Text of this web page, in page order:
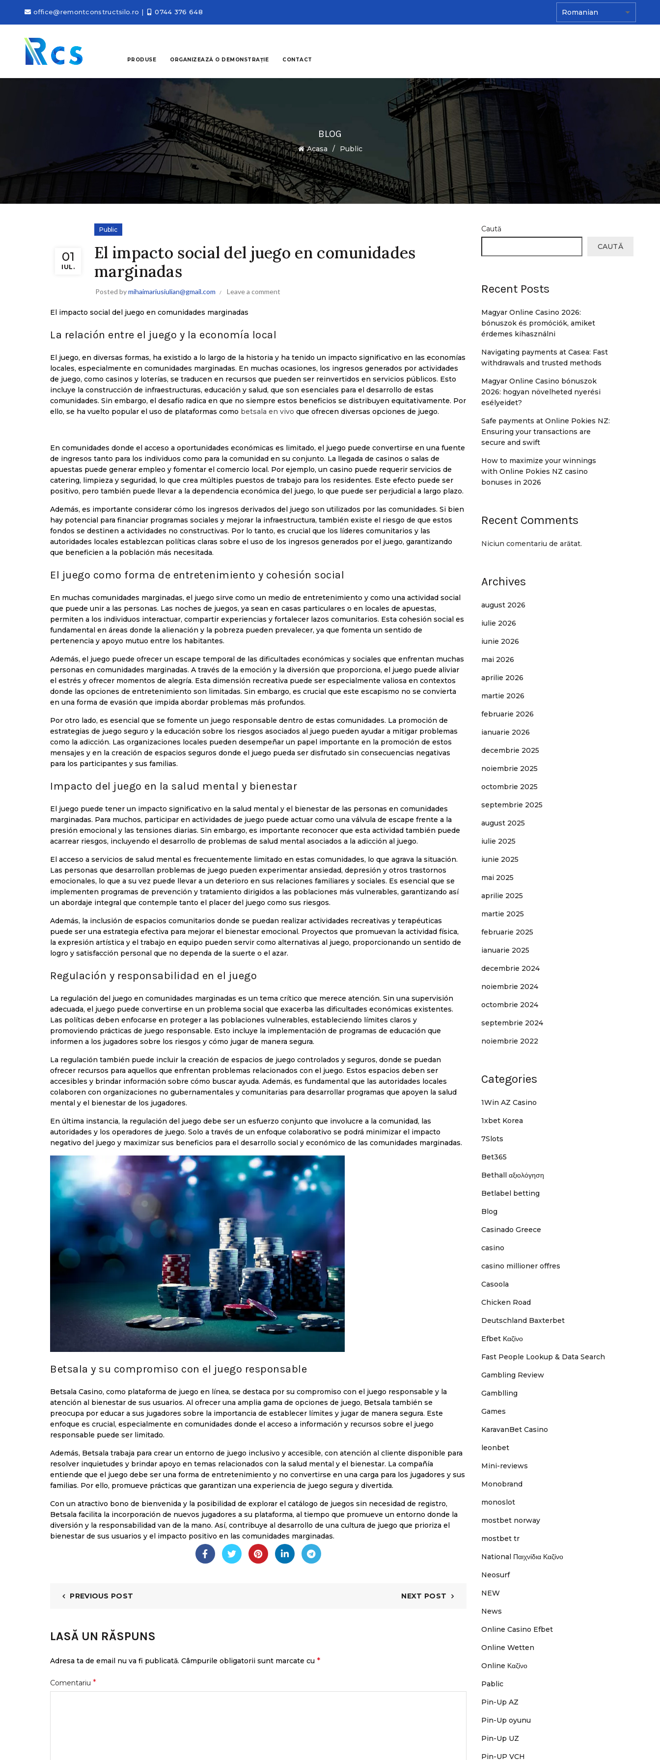
office@remontconstructsilo.ro | 0744 376 648
PRODUSE ORGANIZEAZĂ O DEMONSTRAȚIE CONTACT
BLOG
Acasa Public
01
IUL.
Public
El impacto social del juego en comunidades
marginadas
Posted bymihaimariusiulian@gmail.com Leave a comment
El impacto social del juego en comunidades marginadas
La relación entre el juego y la economía local
El juego, en diversas formas, ha existido a lo largo de la historia y ha tenido un impacto significativo en las economías
locales, especialmente en comunidades marginadas. En muchas ocasiones, los ingresos generados por actividades
de juego, como casinos y loterías, se traducen en recursos que pueden ser reinvertidos en servicios públicos. Esto
incluye la construcción de infraestructuras, educación y salud, que son esenciales para el desarrollo de estas
comunidades. Sin embargo, el desafío radica en que no siempre estos beneficios se distribuyen equitativamente. Por
ello, se ha vuelto popular el uso de plataformas como betsala en vivo que ofrecen diversas opciones de juego.
En comunidades donde el acceso a oportunidades económicas es limitado, el juego puede convertirse en una fuente
de ingresos tanto para los individuos como para la comunidad en su conjunto. La llegada de casinos o salas de
apuestas puede generar empleo y fomentar el comercio local. Por ejemplo, un casino puede requerir servicios de
catering, limpieza y seguridad, lo que crea múltiples puestos de trabajo para los residentes. Este efecto puede ser
positivo, pero también puede llevar a la dependencia económica del juego, lo que puede ser perjudicial a largo plazo.
Además, es importante considerar cómo los ingresos derivados del juego son utilizados por las comunidades. Si bien
hay potencial para financiar programas sociales y mejorar la infraestructura, también existe el riesgo de que estos
fondos se destinen a actividades no constructivas. Por lo tanto, es crucial que los líderes comunitarios y las
autoridades locales establezcan políticas claras sobre el uso de los ingresos generados por el juego, garantizando
que beneficien a la población más necesitada.
El juego como forma de entretenimiento y cohesión social
En muchas comunidades marginadas, el juego sirve como un medio de entretenimiento y como una actividad social
que puede unir a las personas. Las noches de juegos, ya sean en casas particulares o en locales de apuestas,
permiten a los individuos interactuar, compartir experiencias y fortalecer lazos comunitarios. Esta cohesión social es
fundamental en áreas donde la alienación y la pobreza pueden prevalecer, ya que fomenta un sentido de
pertenencia y apoyo mutuo entre los habitantes.
Además, el juego puede ofrecer un escape temporal de las dificultades económicas y sociales que enfrentan muchas
personas en comunidades marginadas. A través de la emoción y la diversión que proporciona, el juego puede aliviar
el estrés y ofrecer momentos de alegría. Esta dimensión recreativa puede ser especialmente valiosa en contextos
donde las opciones de entretenimiento son limitadas. Sin embargo, es crucial que este escapismo no se convierta
en una forma de evasión que impida abordar problemas más profundos.
Por otro lado, es esencial que se fomente un juego responsable dentro de estas comunidades. La promoción de
estrategias de juego seguro y la educación sobre los riesgos asociados al juego pueden ayudar a mitigar problemas
como la adicción. Las organizaciones locales pueden desempeñar un papel importante en la promoción de estos
mensajes y en la creación de espacios seguros donde el juego pueda ser disfrutado sin consecuencias negativas
para los participantes y sus familias.
Impacto del juego en la salud mental y bienestar
El juego puede tener un impacto significativo en la salud mental y el bienestar de las personas en comunidades
marginadas. Para muchos, participar en actividades de juego puede actuar como una válvula de escape frente a la
presión emocional y las tensiones diarias. Sin embargo, es importante reconocer que esta actividad también puede
acarrear riesgos, incluyendo el desarrollo de problemas de salud mental asociados a la adicción al juego.
El acceso a servicios de salud mental es frecuentemente limitado en estas comunidades, lo que agrava la situación.
Las personas que desarrollan problemas de juego pueden experimentar ansiedad, depresión y otros trastornos
emocionales, lo que a su vez puede llevar a un deterioro en sus relaciones familiares y sociales. Es esencial que se
implementen programas de prevención y tratamiento dirigidos a las poblaciones más vulnerables, garantizando así
un abordaje integral que contemple tanto el placer del juego como sus riesgos.
Además, la inclusión de espacios comunitarios donde se puedan realizar actividades recreativas y terapéuticas
puede ser una estrategia efectiva para mejorar el bienestar emocional. Proyectos que promuevan la actividad física,
la expresión artística y el trabajo en equipo pueden servir como alternativas al juego, proporcionando un sentido de
logro y satisfacción personal que no dependa de la suerte o el azar.
Regulación y responsabilidad en el juego
La regulación del juego en comunidades marginadas es un tema crítico que merece atención. Sin una supervisión
adecuada, el juego puede convertirse en un problema social que exacerba las dificultades económicas existentes.
Las políticas deben enfocarse en proteger a las poblaciones vulnerables, estableciendo límites claros y
promoviendo prácticas de juego responsable. Esto incluye la implementación de programas de educación que
informen a los jugadores sobre los riesgos y cómo jugar de manera segura.
La regulación también puede incluir la creación de espacios de juego controlados y seguros, donde se puedan
ofrecer recursos para aquellos que enfrentan problemas relacionados con el juego. Estos espacios deben ser
accesibles y brindar información sobre cómo buscar ayuda. Además, es fundamental que las autoridades locales
colaboren con organizaciones no gubernamentales y comunitarias para desarrollar programas que apoyen la salud
mental y el bienestar de los jugadores.
En última instancia, la regulación del juego debe ser un esfuerzo conjunto que involucre a la comunidad, las
autoridades y los operadores de juego. Solo a través de un enfoque colaborativo se podrá minimizar el impacto
negativo del juego y maximizar sus beneficios para el desarrollo social y económico de las comunidades marginadas.
Betsala y su compromiso con el juego responsable
Betsala Casino, como plataforma de juego en línea, se destaca por su compromiso con el juego responsable y la
atención al bienestar de sus usuarios. Al ofrecer una amplia gama de opciones de juego, Betsala también se
preocupa por educar a sus jugadores sobre la importancia de establecer límites y jugar de manera segura. Este
enfoque es crucial, especialmente en comunidades donde el acceso a información y recursos sobre el juego
responsable puede ser limitado.
Además, Betsala trabaja para crear un entorno de juego inclusivo y accesible, con atención al cliente disponible para
resolver inquietudes y brindar apoyo en temas relacionados con la salud mental y el bienestar. La compañía
entiende que el juego debe ser una forma de entretenimiento y no convertirse en una carga para los jugadores y sus
familias. Por ello, promueve prácticas que garantizan una experiencia de juego segura y divertida.
Con un atractivo bono de bienvenida y la posibilidad de explorar el catálogo de juegos sin necesidad de registro,
Betsala facilita la incorporación de nuevos jugadores a su plataforma, al tiempo que promueve un entorno donde la
diversión y la responsabilidad van de la mano. Así, contribuye al desarrollo de una cultura de juego que prioriza el
bienestar de sus usuarios y el impacto positivo en las comunidades marginadas.
PREVIOUS POST NEXT POST
LASĂ UN RĂSPUNS
Adresa ta de email nu va fi publicată. Câmpurile obligatorii sunt marcate cu *
Comentariu *
Caută
CAUTĂ
Recent Posts
Magyar Online Casino 2026:
bónuszok és promóciók, amiket
érdemes kihasználni
Navigating payments at Casea: Fast
withdrawals and trusted methods
Magyar Online Casino bónuszok
2026: hogyan növelheted nyerési
esélyeidet?
Safe payments at Online Pokies NZ:
Ensuring your transactions are
secure and swift
How to maximize your winnings
with Online Pokies NZ casino
bonuses in 2026
Recent Comments
Niciun comentariu de arătat.
Archives
august 2026
iulie 2026
iunie 2026
mai 2026
aprilie 2026
martie 2026
februarie 2026
ianuarie 2026
decembrie 2025
noiembrie 2025
octombrie 2025
septembrie 2025
august 2025
iulie 2025
iunie 2025
mai 2025
aprilie 2025
martie 2025
februarie 2025
ianuarie 2025
decembrie 2024
noiembrie 2024
octombrie 2024
septembrie 2024
noiembrie 2022
Categories
1Win AZ Casino
1xbet Korea
7Slots
Bet365
Bethall αξιολόγηση
Betlabel betting
Blog
Casinado Greece
casino
casino millioner offres
Casoola
Chicken Road
Deutschland Baxterbet
Efbet Καζίνο
Fast People Lookup & Data Search
Gambling Review
Gamblling
Games
KaravanBet Casino
leonbet
Mini-reviews
Monobrand
monoslot
mostbet norway
mostbet tr
National Παιχνίδια Καζίνο
Neosurf
NEW
News
Online Casino Efbet
Online Wetten
Online Καζίνο
Pablic
Pin-Up AZ
Pin-Up oyunu
Pin-Up UZ
Pin-UP VCH